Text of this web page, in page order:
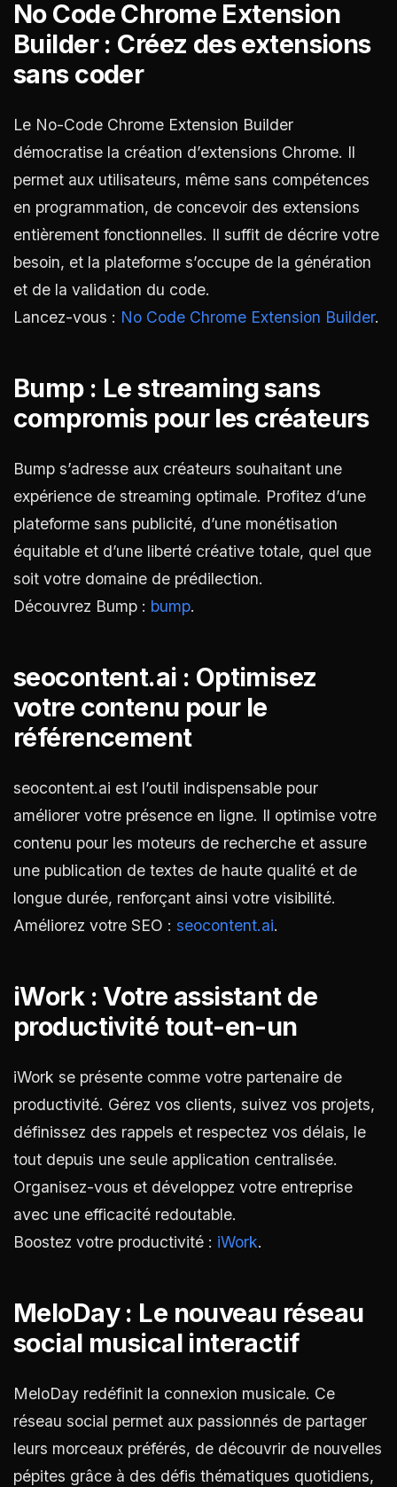
No Code Chrome Extension
Builder : Créez des extensions
sans coder
Le No-Code Chrome Extension Builder
démocratise la création d’extensions Chrome. Il
permet aux utilisateurs, même sans compétences
en programmation, de concevoir des extensions
entièrement fonctionnelles. Il suffit de décrire votre
besoin, et la plateforme s’occupe de la génération
et de la validation du code.
Lancez-vous : No Code Chrome Extension Builder.
Bump : Le streaming sans
compromis pour les créateurs
Bump s’adresse aux créateurs souhaitant une
expérience de streaming optimale. Profitez d’une
plateforme sans publicité, d’une monétisation
équitable et d’une liberté créative totale, quel que
soit votre domaine de prédilection.
Découvrez Bump : bump.
seocontent.ai : Optimisez
votre contenu pour le
référencement
seocontent.ai est l’outil indispensable pour
améliorer votre présence en ligne. Il optimise votre
contenu pour les moteurs de recherche et assure
une publication de textes de haute qualité et de
longue durée, renforçant ainsi votre visibilité.
Améliorez votre SEO : seocontent.ai.
iWork : Votre assistant de
productivité tout-en-un
iWork se présente comme votre partenaire de
productivité. Gérez vos clients, suivez vos projets,
définissez des rappels et respectez vos délais, le
tout depuis une seule application centralisée.
Organisez-vous et développez votre entreprise
avec une efficacité redoutable.
Boostez votre productivité : iWork.
MeloDay : Le nouveau réseau
social musical interactif
MeloDay redéfinit la connexion musicale. Ce
réseau social permet aux passionnés de partager
leurs morceaux préférés, de découvrir de nouvelles
pépites grâce à des défis thématiques quotidiens,